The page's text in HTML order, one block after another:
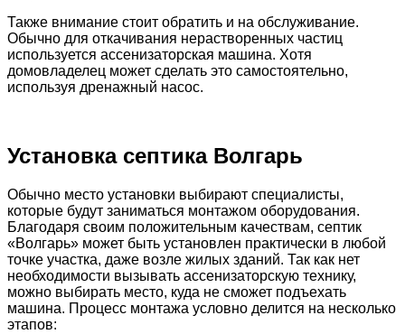
Также внимание стоит обратить и на обслуживание.
Обычно для откачивания нерастворенных частиц
используется ассенизаторская машина. Хотя
домовладелец может сделать это самостоятельно,
используя дренажный насос.
Установка септика Волгарь
Обычно место установки выбирают специалисты,
которые будут заниматься монтажом оборудования.
Благодаря своим положительным качествам, септик
«Волгарь» может быть установлен практически в любой
точке участка, даже возле жилых зданий. Так как нет
необходимости вызывать ассенизаторскую технику,
можно выбирать место, куда не сможет подъехать
машина. Процесс монтажа условно делится на несколько
этапов: